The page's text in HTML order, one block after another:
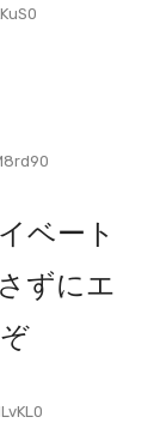
ベート
ずにエ